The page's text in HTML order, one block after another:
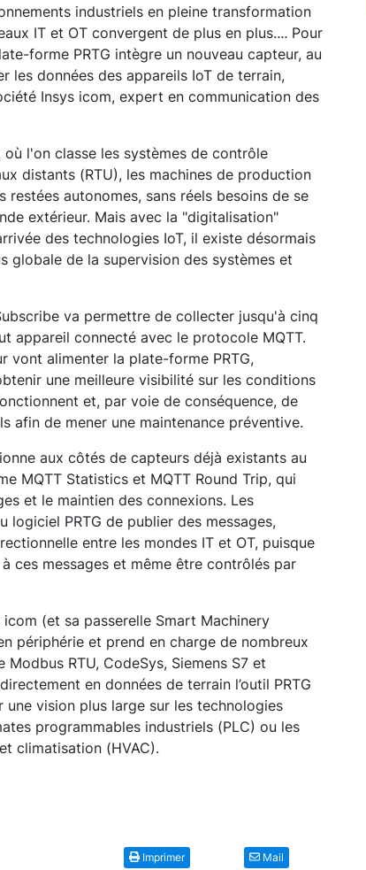
industriels en pleine transformation
IT et OT convergent de plus en plus.... Pour
forme PRTG intègre un nouveau capteur, au
les données des appareils IoT de terrain,
Insys icom, expert en communication des
où l'on classe les systèmes de contrôle
distants (RTU), les machines de production
autonomes, sans réels besoins de se
extérieur. Mais avec la "digitalisation"
des technologies IoT, il existe désormais
globale de la supervision des systèmes et
va permettre de collecter jusqu'à cinq
appareil connecté avec le protocole MQTT.
vont alimenter la plate-forme PRTG,
une meilleure visibilité sur les conditions
et, par voie de conséquence, de
afin de mener une maintenance préventive.
aux côtés de capteurs déjà existants au
MQTT Statistics et MQTT Round Trip, qui
et le maintien des connexions. Les
PRTG de publier des messages,
entre les mondes IT et OT, puisque
ces messages et même être contrôlés par
(et sa passerelle Smart Machinery
périphérie et prend en charge de nombreux
RTU, CodeSys, Siemens S7 et
en données de terrain l’outil PRTG
une vision plus large sur les technologies
programmables industriels (PLC) ou les
climatisation (HVAC).
Imprimer Mail